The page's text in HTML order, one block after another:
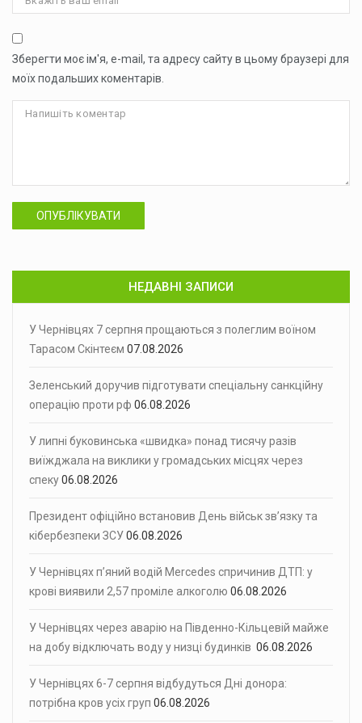
Зберегти моє ім'я, e-mail, та адресу сайту в цьому браузері для
моїх подальших коментарів.
ОПУБЛІКУВАТИ
НЕДАВНІ ЗАПИСИ
У Чернівцях 7 серпня прощаються з полеглим воїном
Тарасом Скінтеєм 07.08.2026
Зеленський доручив підготувати спеціальну санкційну
операцію проти рф 06.08.2026
У липні буковинська «швидка» понад тисячу разів
виїжджала на виклики у громадських місцях через
спеку06.08.2026
Президент офіційно встановив День військ зв’язку та
кібербезпеки ЗСУ06.08.2026
У Чернівцях п’яний водій Mercedes спричинив ДТП: у
крові виявили 2,57 проміле алкоголю 06.08.2026
У Чернівцях через аварію на Південно-Кільцевій майже
на добу відключать воду у низці будинків 06.08.2026
У Чернівцях 6-7 серпня відбудуться Дні донора:
потрібна кров усіх груп 06.08.2026